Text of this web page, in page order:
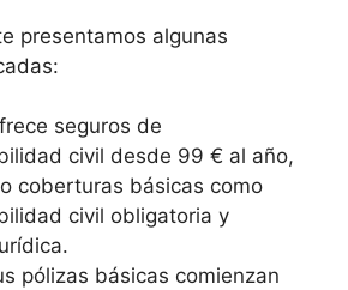
presentamos algunas
seguros de
civil desde 99 € al año,
coberturas básicas como
civil obligatoria y
pólizas básicas comienzan